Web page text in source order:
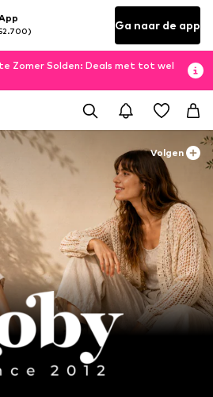
Ga naar de app
Zomer Solden: Deals met tot wel
Volgen